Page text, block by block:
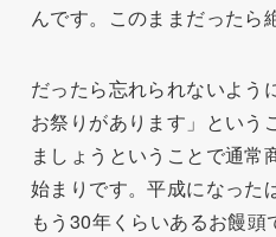
んです。このままだったら
だったら忘れられないよう
お祭りがあります」という
ましょうということで通常
始まりです。平成になった
もう30年くらいあるお饅頭